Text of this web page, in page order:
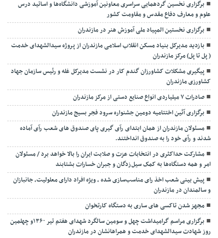
برگزاری نخسین گردهمایی سراسری معاونین آموزشی دانشگاه‌ها و اساتید درس
علوم و معارف دفاع مقدس و مقاومت کشور
برگزاری نخستین المپیاد ملی آموزش هنر در مازندران
بازدید مدیرکل بنیاد مسکن انقلاب اسلامی مازندران از پروژه سیدالشهدای خدمت
( پل تا پل) مرکز مازندران
پیگیری مشکلات کشاورزان گندم کار در نشست مدیرکل غله و رئیس سازمان جهاد
کشاورزی مازندران
صادرات ۷ میلیاردی انواع صنایع دستی از مرکز مازندران
برگزاری آئین اختتامیه دومین جشنواره سرود فجر بسیج مازندران
مسئولان مازندران از همان ابتدای رآی گیری پای صندوق های شعب رآی آماده
شدند و رآی خود را به صندوق انداختند.
مشارکت حداکثری در انتخابات عزت و صلابت ایران را بالا خواهد برد / مسئولان
امر و همه دستگاه‌ها به کمک سیل‌زدگان و جبران خسارات بشتابند
پیش بینی شعب اخذ رای مناسب‌سازی شده ، ویژه افراد دارای معلولیت، جانبازان
و سالمندان در مازندران
مجهز شدن تاکسی های ساری به دستگاه کارتخوان
برگزاری مراسم گرامیداشت چهل و سومین سالگرد شهدای هفتم تیر ۱۳۶۰و چهلمین
روز شهادت سیدالشهدای خدمت و همراهانشان در مازندران